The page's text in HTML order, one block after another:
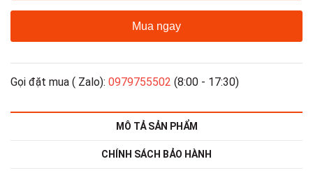
Mua ngay
Gọi đặt mua ( Zalo): 0979755502 (8:00 - 17:30)
MÔ TẢ SẢN PHẨM
CHÍNH SÁCH BẢO HÀNH